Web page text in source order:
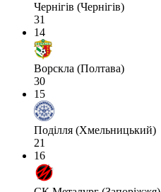
Чернігів (Чернігів)
31
14
Ворскла (Полтава)
30
15
Поділля (Хмельницький)
21
16